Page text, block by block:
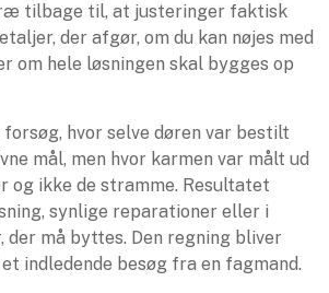
tilbage til, at justeringer faktisk
der afgør, om du kan nøjes med
om hele løsningen skal bygges op
forsøg, hvor selve døren var bestilt
mål, men hvor karmen var målt ud
og ikke de stramme. Resultatet
synlige reparationer eller i
må byttes. Den regning bliver
indledende besøg fra en fagmand.